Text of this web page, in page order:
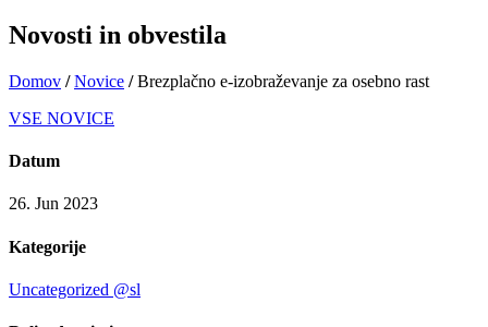
Novosti in obvestila
Domov / Novice / Brezplačno e-izobraževanje za osebno rast
VSE NOVICE
Datum
26. Jun 2023
Kategorije
Uncategorized @sl